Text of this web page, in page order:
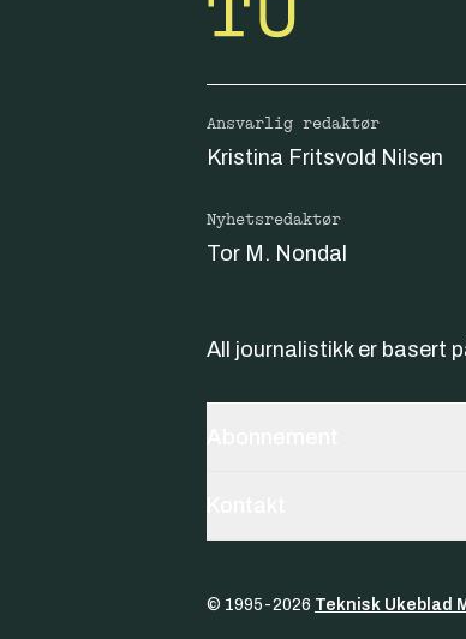
Ansvarlig redaktør
Kristina Fritsvold Nilsen
Nyhetsredaktør
Tor M. Nondal
All journalistikk er basert
© 1995-2026 Teknisk Ukeblad